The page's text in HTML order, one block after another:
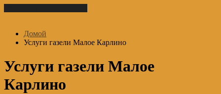
Домой
Услуги газели Малое Карлино
Услуги газели Малое
Карлино